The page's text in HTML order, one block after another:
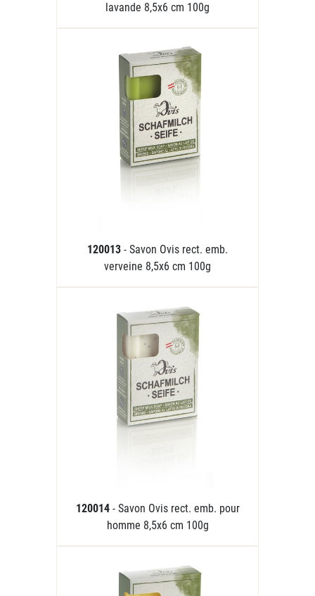
lavande 8,5x6 cm 100g
120013 - Savon Ovis rect. emb.
verveine 8,5x6 cm 100g
120014 - Savon Ovis rect. emb. pour
homme 8,5x6 cm 100g